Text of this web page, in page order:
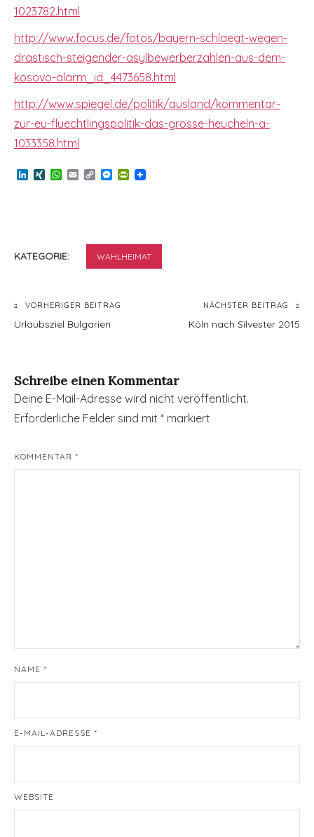
1023782.html
http://www.focus.de/fotos/bayern-schlaegt-wegen-
drastisch-steigender-asylbewerberzahlen-aus-dem-
kosovo-alarm_id_4473658.html
http://www.spiegel.de/politik/ausland/kommentar-
zur-eu-fluechtlingspolitik-das-grosse-heucheln-a-
1033358.html
LinkedIn
XINGWhatsApp
EmailCopyMessenger
PrintFriendly
KATEGORIE: WAHLHEIMAT
Beitragsnavigation
VORHERIGER BEITRAG
Urlaubsziel Bulgarien
NÄCHSTER BEITRAG
Köln nach Silvester 2015
Schreibe einen Kommentar
Deine E-Mail-Adresse wird nicht veröffentlicht.
Erforderliche Felder sind mit * markiert
KOMMENTAR *
NAME *
E-MAIL-ADRESSE *
WEBSITE